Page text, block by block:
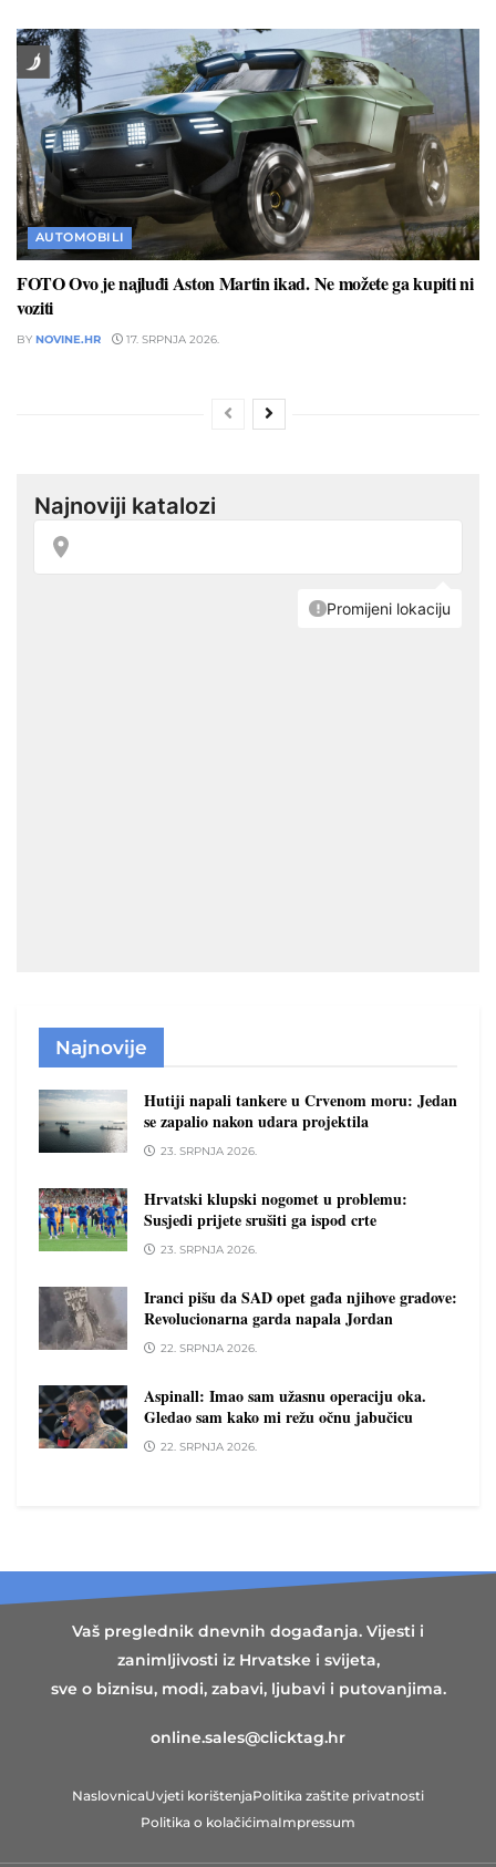
AUTOMOBILI
FOTO Ovo je najluđi Aston Martin ikad. Ne možete ga kupiti ni
voziti
BY NOVINE.HR 17. SRPNJA 2026.
Najnovije
Hutiji napali tankere u Crvenom moru: Jedan
se zapalio nakon udara projektila
23. SRPNJA 2026.
Hrvatski klupski nogomet u problemu:
Susjedi prijete srušiti ga ispod crte
23. SRPNJA 2026.
Iranci pišu da SAD opet gađa njihove gradove:
Revolucionarna garda napala Jordan
22. SRPNJA 2026.
Aspinall: Imao sam užasnu operaciju oka.
Gledao sam kako mi režu očnu jabučicu
22. SRPNJA 2026.
Vaš preglednik dnevnih događanja. Vijesti i
zanimljivosti iz Hrvatske i svijeta,
sve o biznisu, modi, zabavi, ljubavi i putovanjima.
online.sales@clicktag.hr
NaslovnicaUvjeti korištenjaPolitika zaštite privatnosti
Politika o kolačićimaImpressum